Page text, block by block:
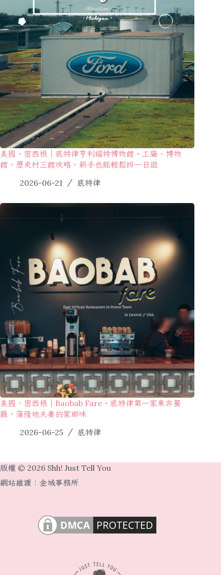
美國、密西根｜底特律亨利福特博物館・工廠、博物
館、歷史村三館攻略，新手也能輕鬆排一日遊
2026-06-21
底特律
美國、密西根｜Baobab Fare・底特律第一家東非餐
廳，蒲隆地夫妻的家鄉味
2026-06-25
底特律
版權 © 2026 Shh! Just Tell You
網站維護： 金城事務所